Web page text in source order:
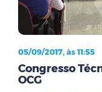
05/09/2017, às 11:55
Congresso
OCG